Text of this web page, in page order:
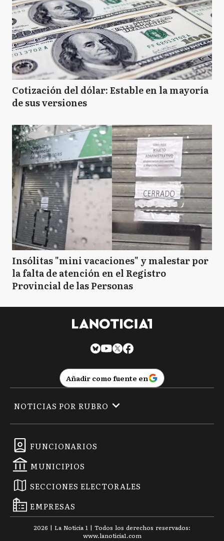
Cotización del dólar: Estable en la mayoría
de sus versiones
Insólitas "mini vacaciones" y malestar por
la falta de atención en el Registro
Provincial de las Personas
Añadir como fuente en
FUNCIONARIOS
MUNICIPIOS
SECCIONES ELECTORALES
EMPRESAS
NOTICIAS POR RUBRO
2026 | La Noticia 1 | Todos los derechos reservados:
www.lanoticia1.com